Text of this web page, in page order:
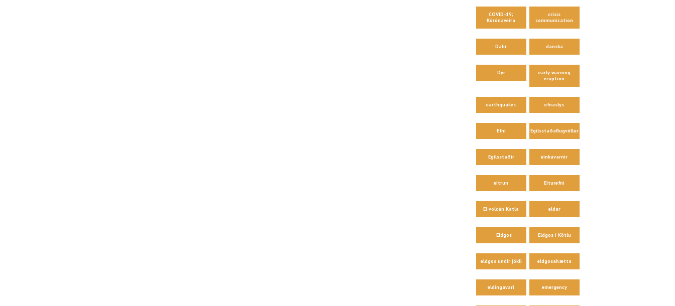
COVID-19;
Kórónaveira
crisis
communication
Dalir danska
Dýr
early warning
eruption
earthquakes efnaslys
Efni Egilsstaðaflugvöllur
Egilsstaðir einkavarnir
eitrun Eiturefni
El volcán Katla eldar
Eldgos Eldgos í Kötlu
eldgos undir jökli eldgosahætta
eldingavari emergency